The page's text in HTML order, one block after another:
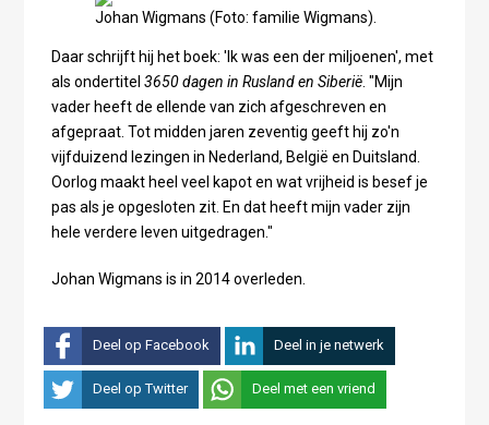
Johan Wigmans (Foto: familie Wigmans).
Daar schrijft hij het boek: 'Ik was een der miljoenen', met
als ondertitel 3650 dagen in Rusland en Siberië. "Mijn
vader heeft de ellende van zich afgeschreven en
afgepraat. Tot midden jaren zeventig geeft hij zo'n
vijfduizend lezingen in Nederland, België en Duitsland.
Oorlog maakt heel veel kapot en wat vrijheid is besef je
pas als je opgesloten zit. En dat heeft mijn vader zijn
hele verdere leven uitgedragen."
Johan Wigmans is in 2014 overleden.
Deel op Facebook Deel in je netwerk
Deel op Twitter Deel met een vriend